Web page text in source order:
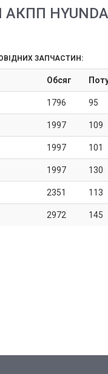
АКПП
ЗАПЧАСТИН:
Обсяг
1796 95
1997 109
1997 101
1997 130
2351 113
2972 145